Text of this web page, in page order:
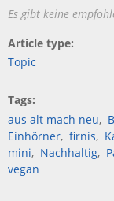
Es gibt keine
Article type
Topic
Tags
aus alt mach neu
Einhörner firnis
mini
Nachhaltig
vegan